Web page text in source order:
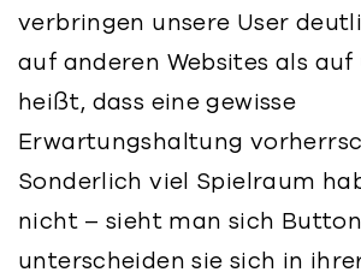
verbringen unsere User
auf anderen Websites als auf
heißt, dass eine gewisse
Erwartungshaltung
Sonderlich viel Spielraum
nicht – sieht man sich
unterscheiden sie sich in